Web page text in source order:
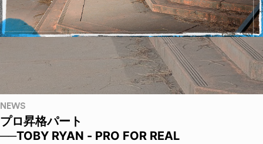
NEWS
プロ昇格パート
──TOBY RYAN - PRO FOR REAL